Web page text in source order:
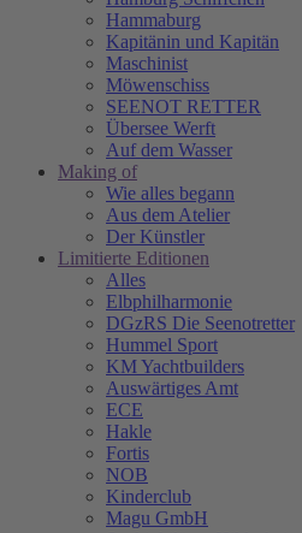
Hammaburg
Kapitänin und Kapitän
Maschinist
Möwenschiss
SEENOT RETTER
Übersee Werft
Auf dem Wasser
Making of
Wie alles begann
Aus dem Atelier
Der Künstler
Limitierte Editionen
Alles
Elbphilharmonie
DGzRS Die Seenotretter
Hummel Sport
KM Yachtbuilders
Auswärtiges Amt
ECE
Hakle
Fortis
NOB
Kinderclub
Magu GmbH